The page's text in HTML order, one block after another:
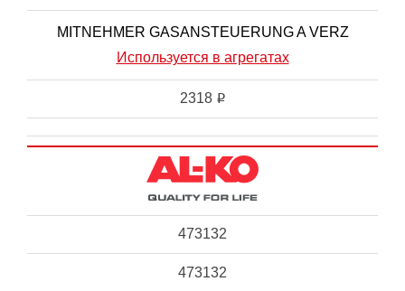
MITNEHMER GASANSTEUERUNG A VERZ
Используется в агрегатах
2318 i
473132
473132